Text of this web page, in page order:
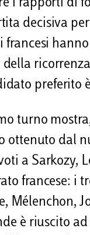
i rapporti di
decisiva
preferito
turno
ottenuto dal
a Sarkozy,
francese: i
Mélenchon,
è riuscito